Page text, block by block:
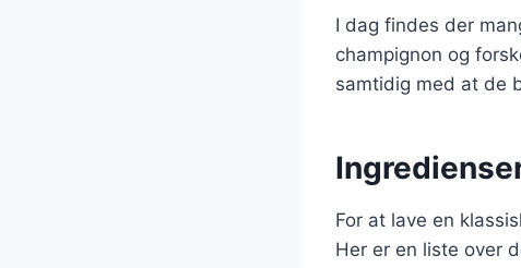
I dag findes der
champignon og
samtidig med at de
For at lave en
Her er en liste over